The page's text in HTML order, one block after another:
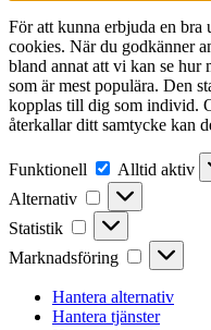
För att kunna erbjuda en bra
cookies. När du godkänner
bland annat att vi kan se hur
som är mest populära. Den
kopplas till dig som individ.
återkallar ditt samtycke kan
Funktionell Funktionell
Alltid aktiv
Alternativ
Alternativ
Statistik Statistik
Marknadsföring
Hantera alternativ
Hantera tjänster